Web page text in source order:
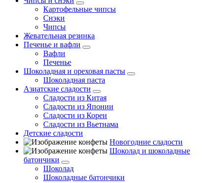
Картофельные чипсы
Снэки
Чипсы
Жевательная резинка
Печенье и вафли
Вафли
Печенье
Шоколадная и ореховая пасты
Шоколадная паста
Азиатские сладости
Сладости из Китая
Сладости из Японии
Сладости из Кореи
Сладости из Вьетнама
Детские сладости
Новогодние сладости
Шоколад и шоколадные
батончики
Шоколад
Шоколадные батончики